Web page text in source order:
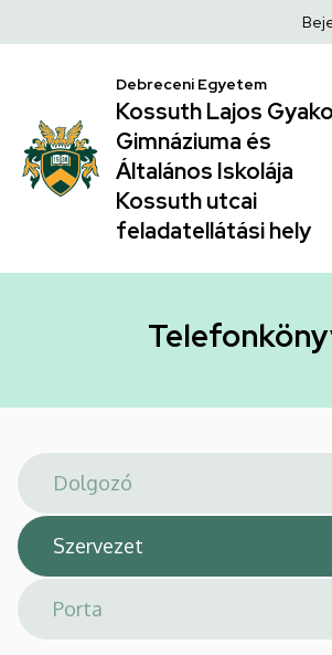
|
Kossuth
Lajos
Gyakorló
Gimnáziuma
Általános
hely
a
Debreceni Egyetem
Kossuth Lajos
Gimnáziuma és
Általános Iskolája
Kossuth utcai
feladatellátási hely